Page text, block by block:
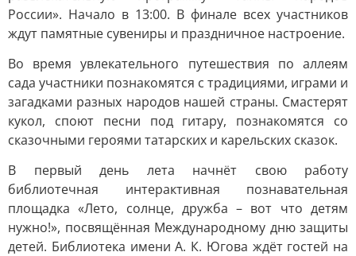
России». Начало в 13:00. В финале всех участников
ждут памятные сувениры и праздничное настроение.
Во время увлекательного путешествия по аллеям
сада участники познакомятся с традициями, играми и
загадками разных народов нашей страны. Смастерят
кукол, споют песни под гитару, познакомятся со
сказочными героями татарских и карельских сказок.
В первый день лета начнёт свою работу
библиотечная интерактивная познавательная
площадка «Лето, солнце, дружба – вот что детям
нужно!», посвящённая Международному дню защиты
детей. Библиотека имени А. К. Югова ждёт гостей на